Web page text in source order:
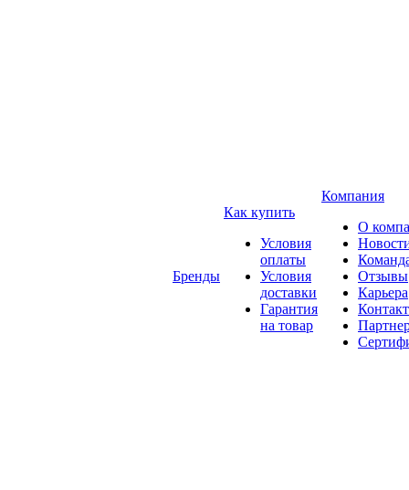
Бренды
Как купить
Условия
оплаты
Условия
доставки
Гарантия
на товар
Компания
О
Отзывы
Карьера